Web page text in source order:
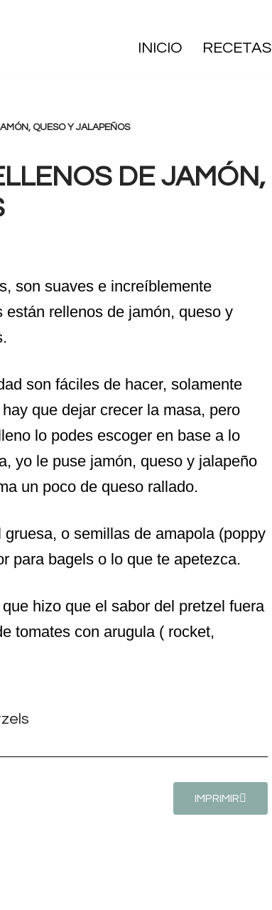
INICIO RECETAS
QUESO Y JALAPEÑOS
DE JAMÓN,
son suaves e increíblemente
rellenos de jamón, queso y
son fáciles de hacer, solamente
que dejar crecer la masa, pero
lo podes escoger en base a lo
yo le puse jamón, queso y jalapeño
un poco de queso rallado.
o semillas de amapola (poppy
para bagels o lo que te apetezca.
hizo que el sabor del pretzel fuera
tomates con arugula ( rocket,
IMPRIMIR